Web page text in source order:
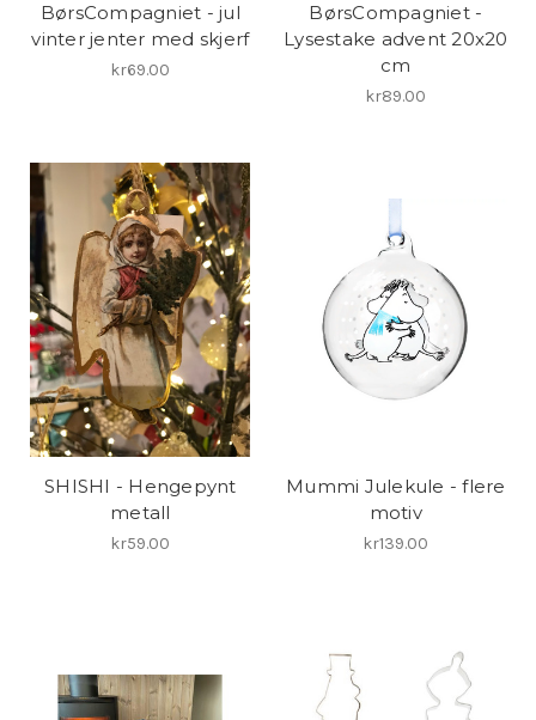
BørsCompagniet - jul
vinter jenter med skjerf
kr69.00
BørsCompagniet -
Lysestake advent 20x20
cm
kr89.00
SHISHI - Hengepynt
metall
kr59.00
Mummi Julekule - flere
motiv
kr139.00